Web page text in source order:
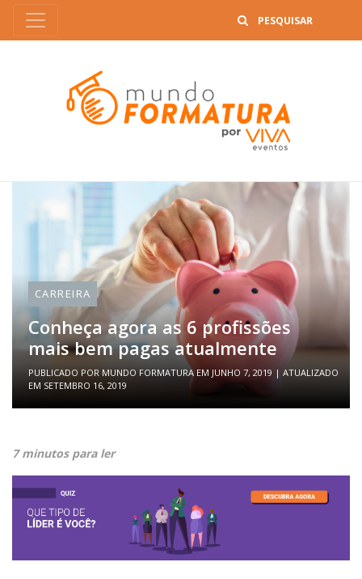
CARREIRA
Conheça agora as 6 profissões
mais bem pagas atualmente
PUBLICADO POR MUNDO FORMATURA EM JUNHO 7, 2019 | ATUALIZADO
EM SETEMBRO 16, 2019
7 minutos para ler